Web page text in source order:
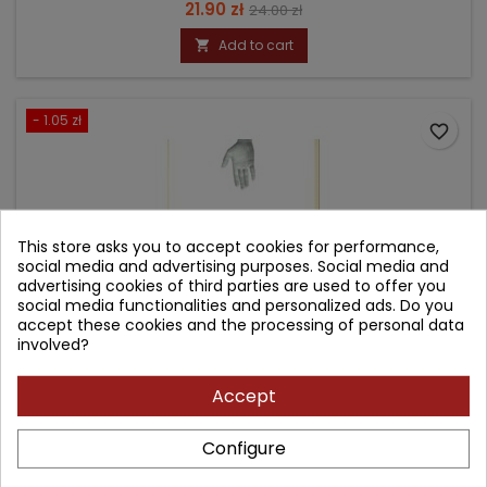
Price
21.90 zł Regular
price
24.00 zł
 Add to cart
- 1.05 zł
METAPSYCHIATRIA
Author: Piotr Pankiewicz
favorite_border
This store asks you to accept cookies for performance,
social media and advertising purposes. Social media and
advertising cookies of third parties are used to offer you
social media functionalities and personalized ads. Do you
accept these cookies and the processing of personal data
involved?
Accept
Configure